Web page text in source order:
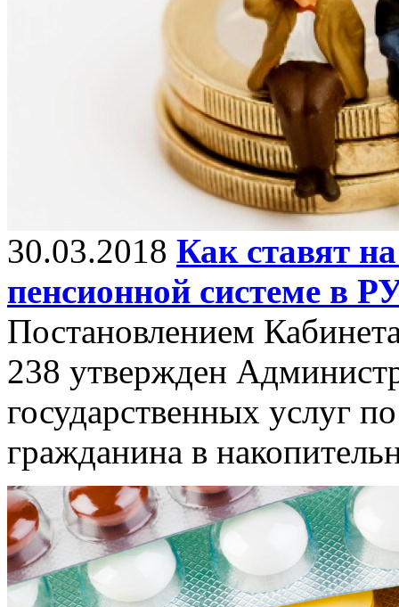
30.03.2018 Как ставят
пенсионной системе в
Постановлением
238 утвержден
государственных услуг
гражданина в